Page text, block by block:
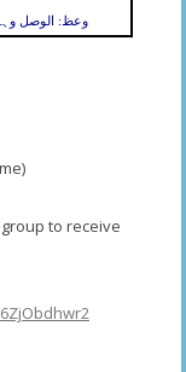
وعظ: الوصل
to receive